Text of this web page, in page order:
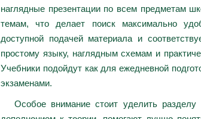
наглядные презентации по всем предметам
темам, что делает поиск максимально
доступной подачей материала и
простому языку, наглядным схемам и
Учебники подойдут как для ежедневной
экзаменами.
Особое внимание стоит уделить